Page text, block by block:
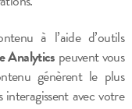
à l’aide d’outils
Analytics peuvent vous
génèrent le plus
avec votre